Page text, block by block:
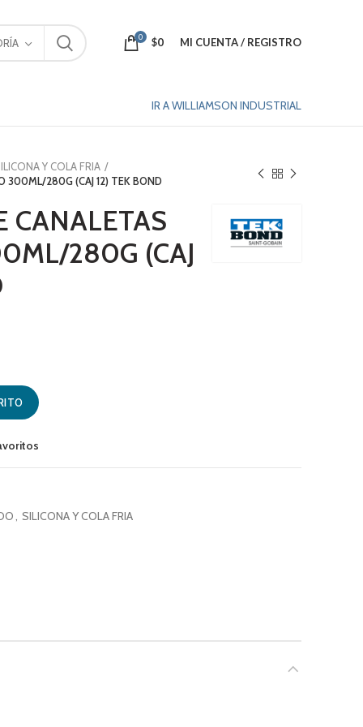
0 $0 MI CUENTA / REGISTRO
IR A WILLIAMSON INDUSTRIAL
Y COLA FRIA
300ML/280G (CAJ 12) TEK BOND
CANALETAS
280G (CAJ
300ML/280G (CAJ 12) TEK BOND cantidad
, SILICONA Y COLA FRIA